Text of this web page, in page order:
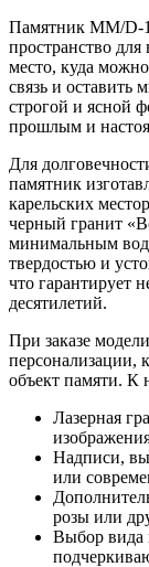
Памятник ММ/D-
пространство
место, куда
связь и
строгой и ясной
прошлым и
Для
памятник
карельских
черный гранит
минимальным
твердостью и
что гарантирует
десятилетий.
При заказе
персонализации,
объект памяти. К
Лазерная
Надписи,
или
розы или
Выбор вида